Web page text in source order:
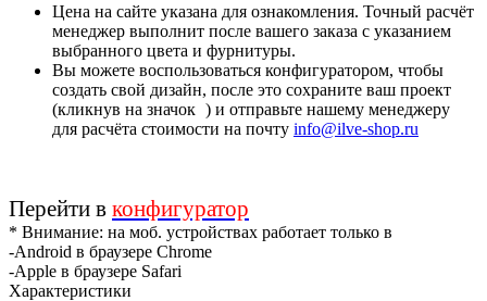
Цена на сайте указана для ознакомления. Точный расчёт
менеджер выполнит после вашего заказа с указанием
выбранного цвета и фурнитуры.
Вы можете воспользоваться конфигуратором, чтобы
создать свой дизайн, после это сохраните ваш проект
(кликнув на значок ) и отправьте нашему менеджеру
для расчёта стоимости на почту info@ilve-shop.ru
Перейти в конфигуратор
* Внимание: на моб. устройствах работает только в
-Android в браузере Chrome
-Apple в браузере Safari
Характеристики